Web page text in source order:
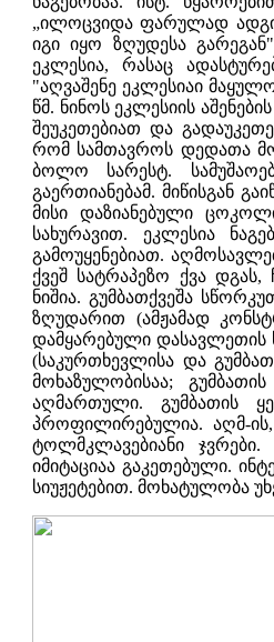
„ილოცვიდა ფარულად
იგი იყო ზღუდესა
ეკლესია, რასაც
"აღვაშენე ეკლესიაი
წმ. ნინოს ეკლესიის
შეუკეთებიათ და
რომ სამთავროს დედათა
ბოლო სარესტ.
გაერთიანებამ. მიწისგან
მისი დაზიანებული
სახურავით. ეკლესია
გამოუყენებიათ.
ქვეშ სატრაპეზო ქვა
ნიშია. გუმბათქვეშა
ზღუდარით (ამჟამად
დამყარებული დასავლეთის
(საკურთხევლისა და
მოხაზულობისაა;
აღმართული. გუმბათის
პროფილირებულია. აღმ-
ტოლმკლავებიანი
იმიტაციაა გაკეთებული.
სიუჟეტებით. მოხატულობა